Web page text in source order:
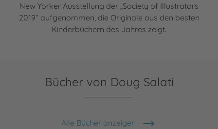
New Yorker Ausstellung der „Society of Illustrators
2019“ aufgenommen, die Originale aus den besten
Kinderbüchern des Jahres zeigt.
Bücher von Doug Salati
Alle Bücher anzeigen